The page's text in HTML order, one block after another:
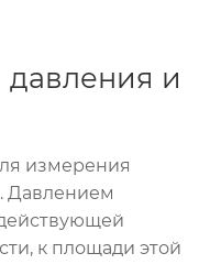
давления и
измерения
Давлением
к площади этой